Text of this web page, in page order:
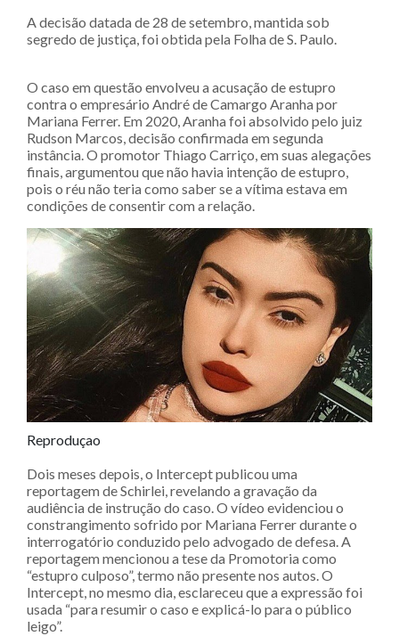
A decisão datada de 28 de setembro, mantida sob
segredo de justiça, foi obtida pela Folha de S. Paulo.
O caso em questão envolveu a acusação de estupro
contra o empresário André de Camargo Aranha por
Mariana Ferrer. Em 2020, Aranha foi absolvido pelo juiz
Rudson Marcos, decisão confirmada em segunda
instância. O promotor Thiago Carriço, em suas alegações
finais, argumentou que não havia intenção de estupro,
pois o réu não teria como saber se a vítima estava em
condições de consentir com a relação.
Reproduçao
Dois meses depois, o Intercept publicou uma
reportagem de Schirlei, revelando a gravação da
audiência de instrução do caso. O vídeo evidenciou o
constrangimento sofrido por Mariana Ferrer durante o
interrogatório conduzido pelo advogado de defesa. A
reportagem mencionou a tese da Promotoria como
“estupro culposo”, termo não presente nos autos. O
Intercept, no mesmo dia, esclareceu que a expressão foi
usada “para resumir o caso e explicá-lo para o público
leigo”.